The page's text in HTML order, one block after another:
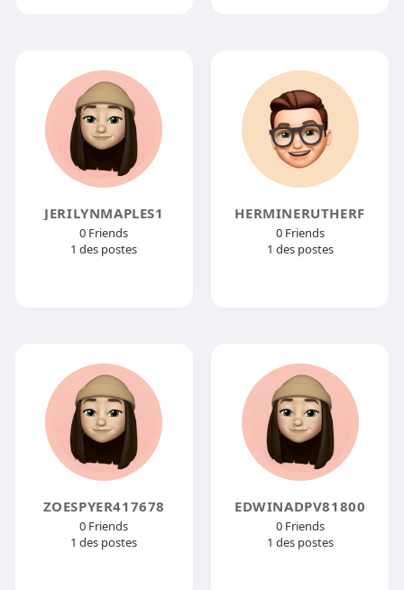
JERILYNMAPLES1
0 Friends
1 des postes
HERMINERUTHERF
0 Friends
1 des postes
ZOESPYER417678
0 Friends
1 des postes
EDWINADPV81800
0 Friends
1 des postes